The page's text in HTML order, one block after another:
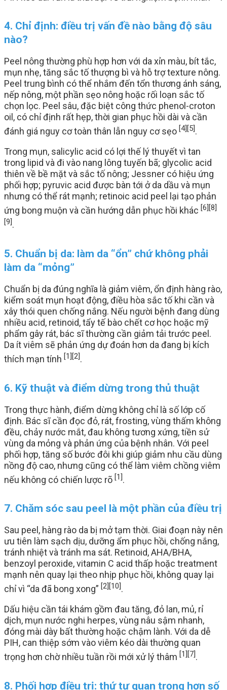
4. Chỉ định: điều trị vấn đề nào bằng độ sâu
nào?
Peel nông thường phù hợp hơn với da xỉn màu, bít tắc,
mụn nhẹ, tăng sắc tố thượng bì và hỗ trợ texture nông.
Peel trung bình có thể nhắm đến tổn thương ánh sáng,
nếp nông, một phần sẹo nông hoặc rối loạn sắc tố
chọn lọc. Peel sâu, đặc biệt công thức phenol-croton
oil, có chỉ định rất hẹp, thời gian phục hồi dài và cần
đánh giá nguy cơ toàn thân lẫn nguy cơ sẹo [4] [5] .
Trong mụn, salicylic acid có lợi thế lý thuyết vì tan
trong lipid và đi vào nang lông tuyến bã; glycolic acid
thiên về bề mặt và sắc tố nông; Jessner có hiệu ứng
phối hợp; pyruvic acid được bàn tới ở da dầu và mụn
nhưng có thể rát mạnh; retinoic acid peel lại tạo phản
ứng bong muộn và cần hướng dẫn phục hồi khác [6] [8]
[9] .
5. Chuẩn bị da: làm da “ổn” chứ không phải
làm da “mỏng”
Chuẩn bị da đúng nghĩa là giảm viêm, ổn định hàng rào,
kiểm soát mụn hoạt động, điều hòa sắc tố khi cần và
xây thói quen chống nắng. Nếu người bệnh đang dùng
nhiều acid, retinoid, tẩy tế bào chết cơ học hoặc mỹ
phẩm gây rát, bác sĩ thường cần giảm tải trước peel.
Da ít viêm sẽ phản ứng dự đoán hơn da đang bị kích
thích mạn tính [1] [2].
6. Kỹ thuật và điểm dừng trong thủ thuật
Trong thực hành, điểm dừng không chỉ là số lớp cố
định. Bác sĩ cần đọc đỏ, rát, frosting, vùng thấm không
đều, chảy nước mắt, đau không tương xứng, tiền sử
vùng da mỏng và phản ứng của bệnh nhân. Với peel
phối hợp, tăng số bước đôi khi giúp giảm nhu cầu dùng
nồng độ cao, nhưng cũng có thể làm viêm chồng viêm
nếu không có chiến lược rõ [1].
7. Chăm sóc sau peel là một phần của điều trị
Sau peel, hàng rào da bị mở tạm thời. Giai đoạn này nên
ưu tiên làm sạch dịu, dưỡng ẩm phục hồi, chống nắng,
tránh nhiệt và tránh ma sát. Retinoid, AHA/BHA,
benzoyl peroxide, vitamin C acid thấp hoặc treatment
mạnh nên quay lại theo nhịp phục hồi, không quay lại
chỉ vì “da đã bong xong” [2] [10].
Dấu hiệu cần tái khám gồm đau tăng, đỏ lan, mủ, rỉ
dịch, mụn nước nghi herpes, vùng nâu sậm nhanh,
đóng mài dày bất thường hoặc chậm lành. Với da dễ
PIH, can thiệp sớm vào viêm kéo dài thường quan
trọng hơn chờ nhiều tuần rồi mới xử lý thâm [1] [7].
8. Phối hợp điều trị: thứ tự quan trọng hơn số